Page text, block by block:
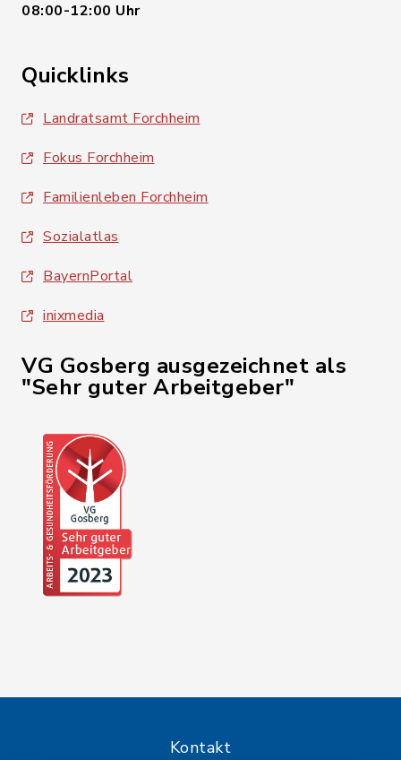
08:00-12:00 Uhr
Quicklinks
Landratsamt Forchheim
Fokus Forchheim
Familienleben Forchheim
Sozialatlas
BayernPortal
inixmedia
VG Gosberg ausgezeichnet als
"Sehr guter Arbeitgeber"
Kontakt